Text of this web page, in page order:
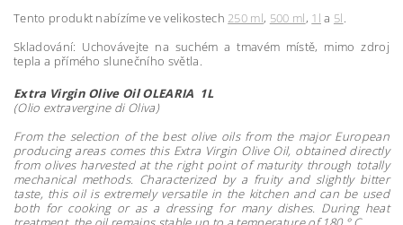
Tento produkt nabízíme ve velikostech 250 ml, 500 ml, 1l a 5l.
Skladování: Uchovávejte na suchém a tmavém místě, mimo zdroj
tepla a přímého slunečního světla.
Extra Virgin Olive Oil OLEARIA 1L
(Olio extravergine di Oliva)
From the selection of the best olive oils from the major European
producing areas comes this Extra Virgin Olive Oil, obtained directly
from olives harvested at the right point of maturity through totally
mechanical methods. Characterized by a fruity and slightly bitter
taste, this oil is extremely versatile in the kitchen and can be used
both for cooking or as a dressing for many dishes. During heat